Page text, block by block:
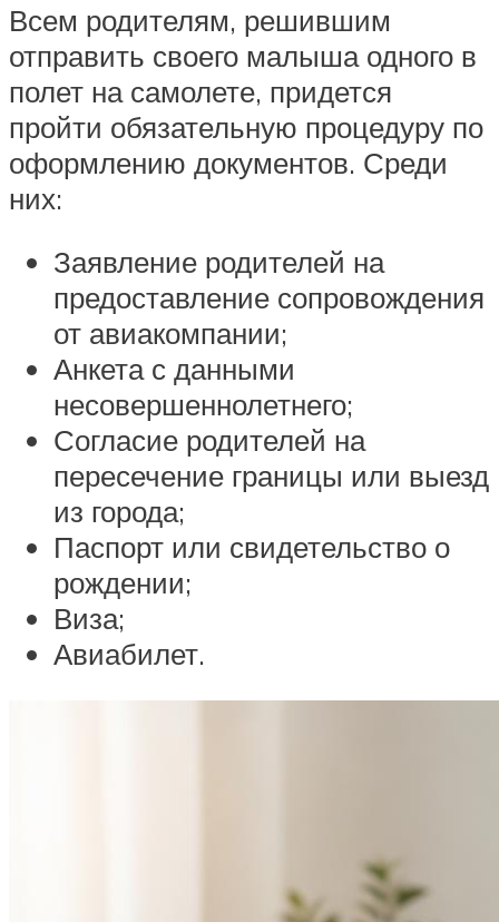
Всем родителям, решившим
отправить своего малыша одного в
полет на самолете, придется
пройти обязательную процедуру по
оформлению документов. Среди
них:
Заявление родителей на
предоставление сопровождения
от авиакомпании;
Анкета с данными
несовершеннолетнего;
Согласие родителей на
пересечение границы или выезд
из города;
Паспорт или свидетельство о
рождении;
Виза;
Авиабилет.